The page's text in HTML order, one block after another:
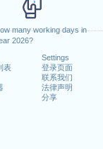
many working days in
2026?
表
Settings
登录页面
联系我们
法律声明
分享